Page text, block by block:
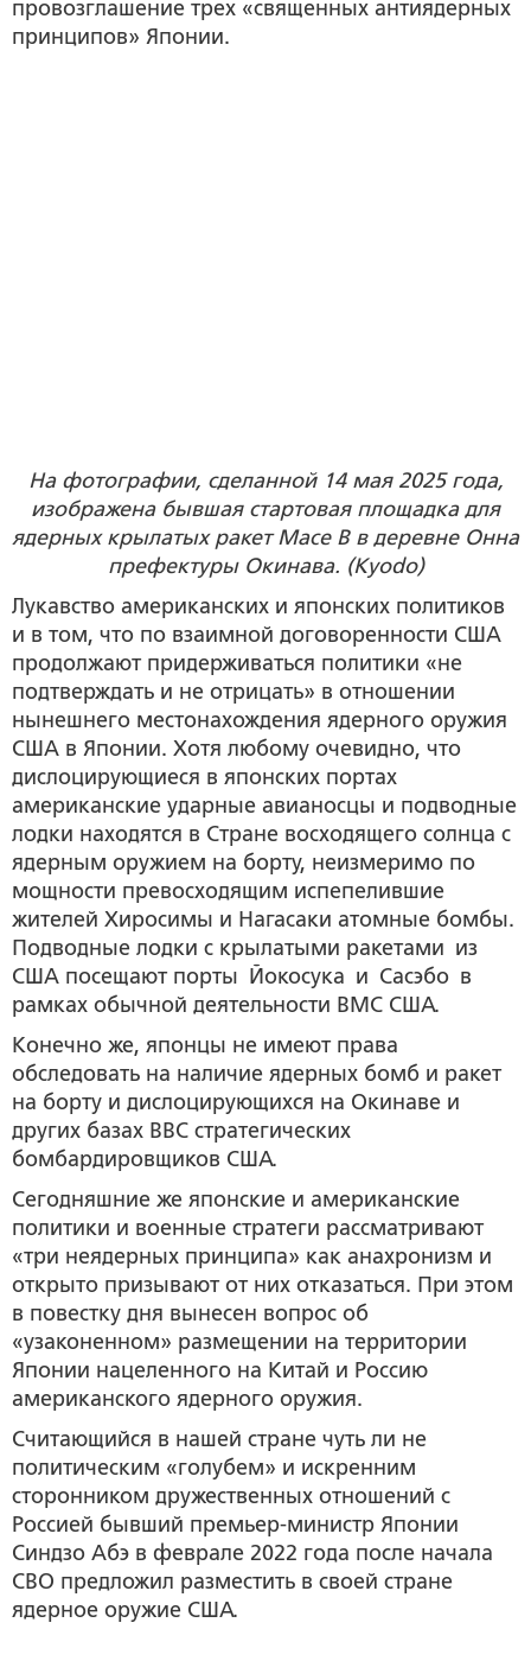
провозглашение трех «священных антиядерных
принципов» Японии.
На фотографии, сделанной 14 мая 2025 года,
изображена бывшая стартовая площадка для
ядерных крылатых ракет Mace B в деревне Онна
префектуры Окинава. (Kyodo)
Лукавство американских и японских политиков
и в том, что по взаимной договоренности США
продолжают придерживаться политики «не
подтверждать и не отрицать» в отношении
нынешнего местонахождения ядерного оружия
США в Японии. Хотя любому очевидно, что
дислоцирующиеся в японских портах
американские ударные авианосцы и подводные
лодки находятся в Стране восходящего солнца с
ядерным оружием на борту, неизмеримо по
мощности превосходящим испепелившие
жителей Хиросимы и Нагасаки атомные бомбы.
Подводные лодки с крылатыми ракетами из
США посещают порты Йокосука и Сасэбо в
рамках обычной деятельности ВМС США.
Конечно же, японцы не имеют права
обследовать на наличие ядерных бомб и ракет
на борту и дислоцирующихся на Окинаве и
других базах ВВС стратегических
бомбардировщиков США.
Сегодняшние же японские и американские
политики и военные стратеги рассматривают
«три неядерных принципа» как анахронизм и
открыто призывают от них отказаться. При этом
в повестку дня вынесен вопрос об
«узаконенном» размещении на территории
Японии нацеленного на Китай и Россию
американского ядерного оружия.
Считающийся в нашей стране чуть ли не
политическим «голубем» и искренним
сторонником дружественных отношений с
Россией бывший премьер-министр Японии
Синдзо Абэ в феврале 2022 года после начала
СВО предложил разместить в своей стране
ядерное оружие США.